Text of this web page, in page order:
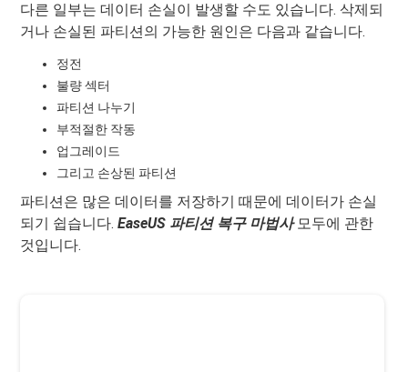
다른 일부는 데이터 손실이 발생할 수도 있습니다. 삭제되
거나 손실된 파티션의 가능한 원인은 다음과 같습니다.
정전
불량 섹터
파티션 나누기
부적절한 작동
업그레이드
그리고 손상된 파티션
파티션은 많은 데이터를 저장하기 때문에 데이터가 손실
되기 쉽습니다.EaseUS 파티션 복구 마법사모두에 관한
것입니다.